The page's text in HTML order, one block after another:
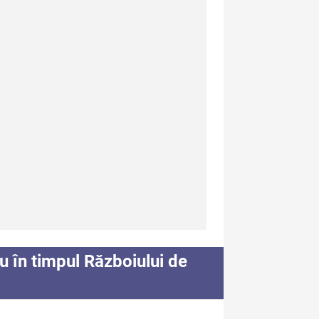
Editură
Publicațiilor
în timpul Războiului de